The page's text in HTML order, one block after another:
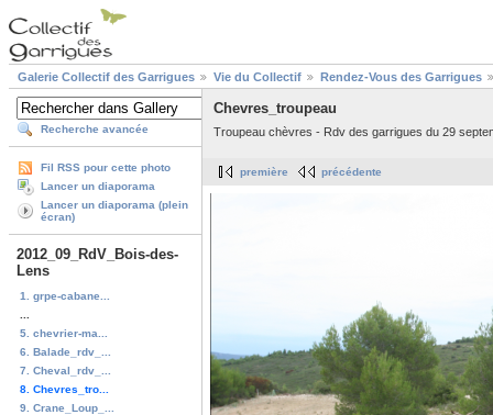
Galerie Collectif des Garrigues Vie du Collectif Rendez-Vous des Garrigues
Recherche avancée
Fil RSS pour cette photo
Lancer un diaporama
Lancer un diaporama (plein
écran)
2012_09_RdV_Bois-des-
Lens
1. grpe-cabane...
5. chevrier-ma...
6. Balade_rdv_...
7. Cheval_rdv_...
8. Chevres_tro...
9. Crane_Loup_...
Chevres_troupeau
Troupeau chèvres - Rdv des garrigues du 29
première précédente